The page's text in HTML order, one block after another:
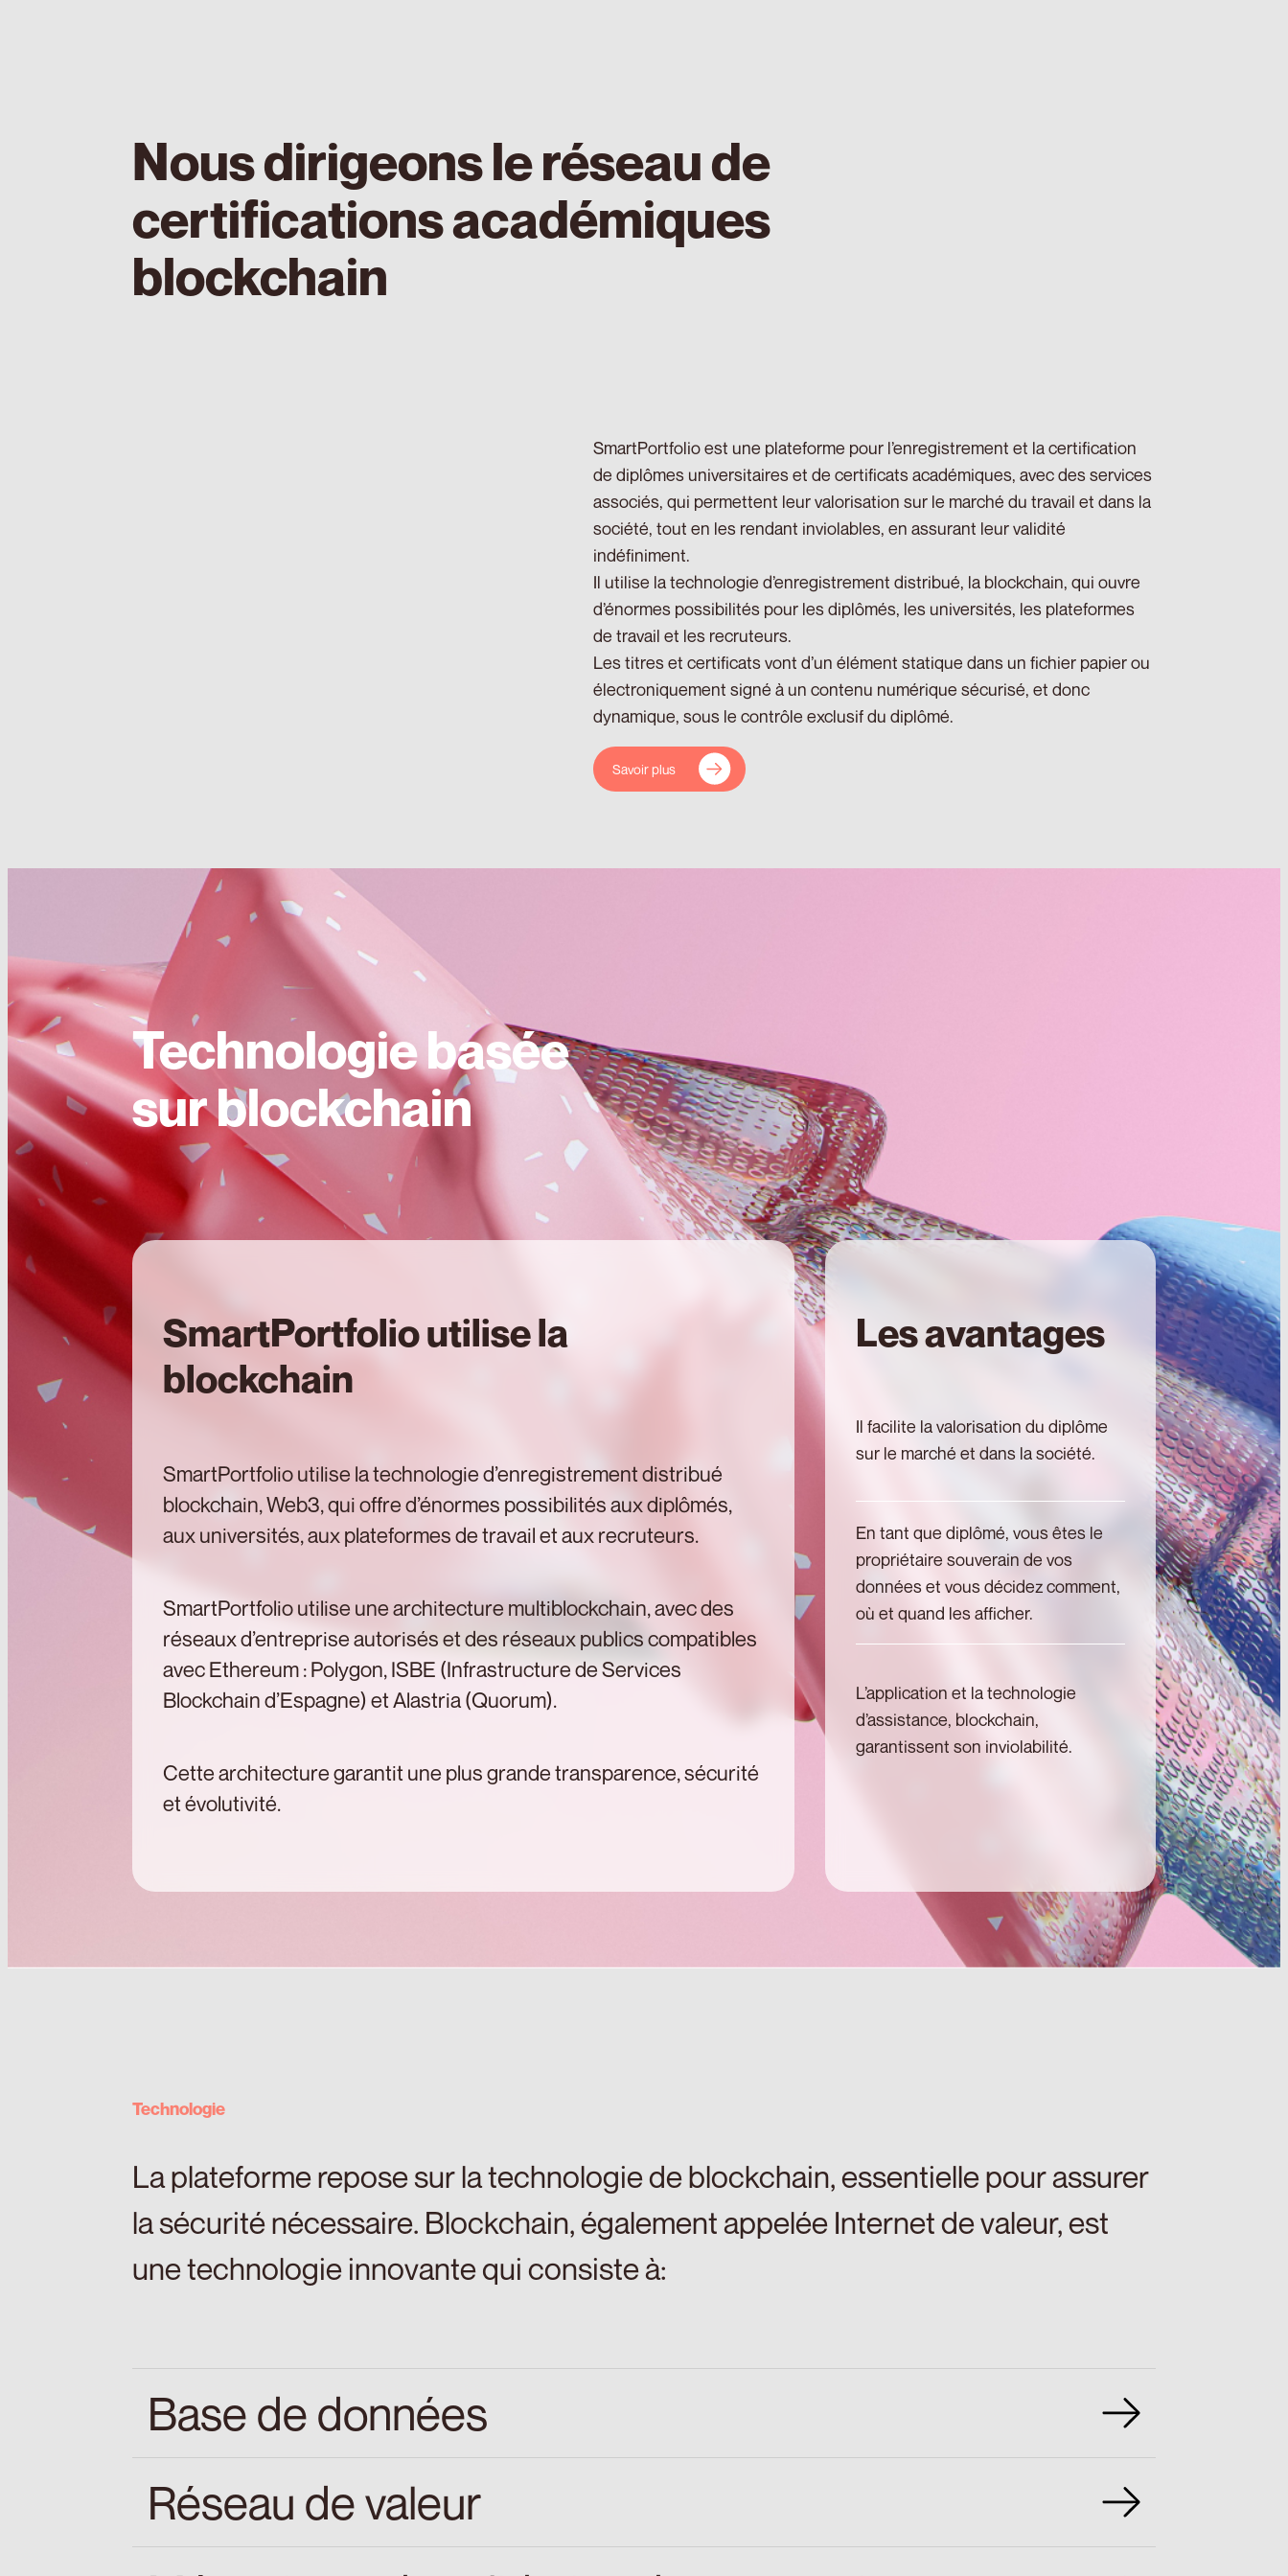
Nous dirigeons le réseau de
certifications académiques
blockchain
SmartPortfolio est une plateforme pour l’enregistrement et la certification
de diplômes universitaires et de certificats académiques, avec des services
associés, qui permettent leur valorisation sur le marché du travail et dans la
société, tout en les rendant inviolables, en assurant leur validité
indéfiniment.
Il utilise la technologie d’enregistrement distribué, la blockchain, qui ouvre
d’énormes possibilités pour les diplômés, les universités, les plateformes
de travail et les recruteurs.
Les titres et certificats vont d’un élément statique dans un fichier papier ou
électroniquement signé à un contenu numérique sécurisé, et donc
dynamique, sous le contrôle exclusif du diplômé.
Savoir plus
Technologie basée
sur blockchain
SmartPortfolio utilise la
blockchain
SmartPortfolio utilise la technologie d’enregistrement distribué
blockchain, Web3, qui offre d’énormes possibilités aux diplômés,
aux universités, aux plateformes de travail et aux recruteurs.
SmartPortfolio utilise une architecture multiblockchain, avec des
réseaux d’entreprise autorisés et des réseaux publics compatibles
avec Ethereum : Polygon, ISBE (Infrastructure de Services
Blockchain d’Espagne) et Alastria (Quorum).
Cette architecture garantit une plus grande transparence, sécurité
et évolutivité.
Les avantages
Il facilite la valorisation du diplôme
sur le marché et dans la société.
En tant que diplômé, vous êtes le
propriétaire souverain de vos
données et vous décidez comment,
où et quand les afficher.
L’application et la technologie
d’assistance, blockchain,
garantissent son inviolabilité.
Technologie
La plateforme repose sur la technologie de blockchain, essentielle pour assurer
la sécurité nécessaire. Blockchain, également appelée Internet de valeur, est
une technologie innovante qui consiste à:
Base de données
Qui maintient un enregistrement distribué, qui peut être ouvertement
Réseau de valeur